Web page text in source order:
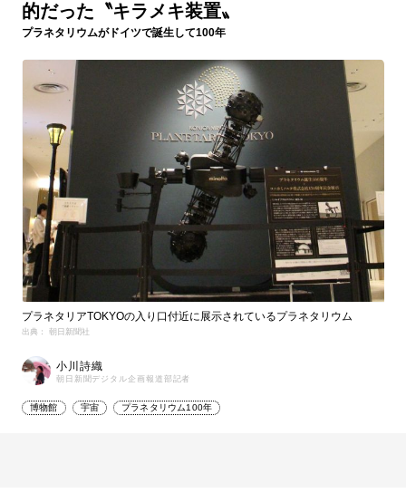
的だった〝キラメキ装置〟
プラネタリウムがドイツで誕生して100年
プラネタリアTOKYOの入り口付近に展示されているプラネタリウム
出典： 朝日新聞社
小川詩織
朝日新聞デジタル企画報道部記者
博物館 宇宙 プラネタリウム100年